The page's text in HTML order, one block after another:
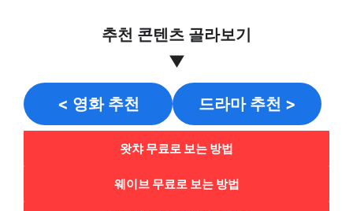
추천 콘텐츠 골라보기
▼
< 영화 추천 드라마 추천 >
왓챠 무료로 보는 방법
웨이브 무료로 보는 방법